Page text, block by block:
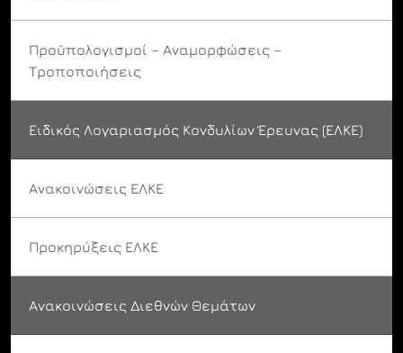
Προϋπολογισμοί – Αναμορφώσεις –
Τροποποιήσεις
Ειδικός Λογαριασμός Κονδυλίων Έρευνας (ΕΛΚΕ)
Ανακοινώσεις ΕΛΚΕ
Προκηρύξεις ΕΛΚΕ
Ανακοινώσεις Διεθνών Θεμάτων